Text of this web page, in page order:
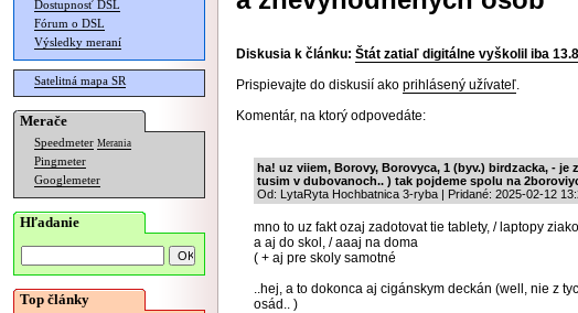
Dostupnosť DSL
Fórum o DSL
Výsledky meraní
Satelitná mapa SR
Merače
Speedmeter Merania
Pingmeter
Googlemeter
Hľadanie
Top články
Diskusia k článku: Štát zatiaľ digitálne vyškolil iba
Prispievajte do diskusií ako prihlásený užívateľ.
Komentár, na ktorý odpovedáte:
ha! uz viiem, Borovy, Borovyca, 1 (byv.) birdzacka, - je
tusim v dubovanoch.. ) tak pojdeme spolu na
Od: LytaRyta Hochbatnica 3-ryba | Pridané: 2025-02-12
mno to uz fakt ozaj zadotovat tie tablety, / laptopy
a aj do skol, / aaaj na doma
( + aj pre skoly samotné
..hej, a to dokonca aj cigánskym deckán (well, nie z
osád.. )